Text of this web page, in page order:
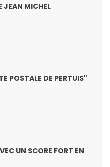
JEAN MICHEL
POSTALE DE PERTUIS"
UN SCORE FORT EN